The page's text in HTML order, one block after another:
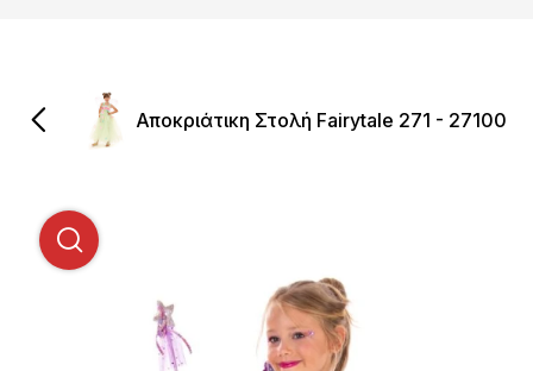
Αποκριάτικη Στολή Fairytale 271 - 27100